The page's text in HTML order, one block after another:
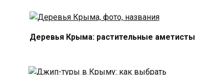
Деревья Крыма: растительные аметисты